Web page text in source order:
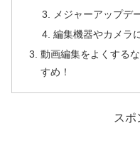
メジャーアップデ
編集機器やカメラ
動画編集をよくする
すめ！
スポ